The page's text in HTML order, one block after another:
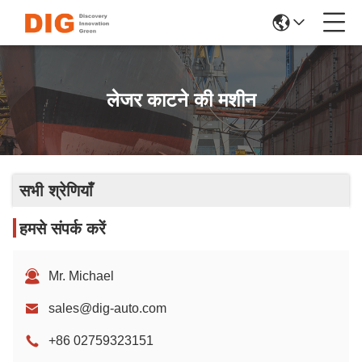
लेजर काटने की मशीन
सभी श्रेणियाँ
हमसे संपर्क करें
Mr. Michael
sales@dig-auto.com
+86 02759323151